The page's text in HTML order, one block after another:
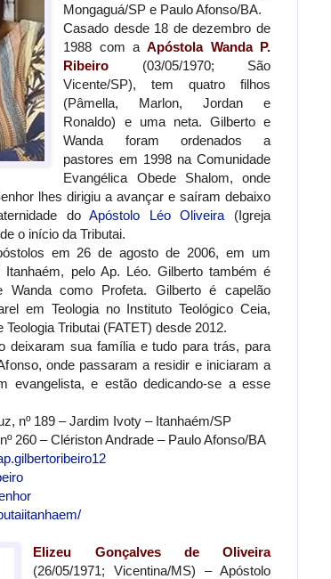
Mongaguá/SP e Paulo Afonso/BA.
Casado desde 18 de dezembro de
1988 com aApóstola Wanda P.
Ribeiro (03/05/1970; São
Vicente/SP), tem quatro filhos
(Pâmella, Marlon, Jordan e
Ronaldo) e uma neta. Gilberto e
Wanda foram ordenados a
pastores em 1998 na Comunidade
Evangélica Obede Shalom, onde
lhes dirigiu a avançar e saíram debaixo
doApóstolo Léo Oliveira (Igreja
o início da Tributai.
em 26 de agosto de 2006, em um
pelo Ap. Léo. Gilberto também é
como Profeta. Gilberto é capelão
em Teologia no Instituto Teológico Ceia,
Tributai (FATET) desde 2012.
deixaram sua família e tudo para trás, para
onde passaram a residir e iniciaram a
evangelista, e estão dedicando-se a esse
nº 189 – Jardim Ivoty – Itanhaém/SP
260 – Clériston Andrade – Paulo Afonso/BA
Elizeu Gonçalves de Oliveira
(26/05/1971; Vicentina/MS) – Apóstolo